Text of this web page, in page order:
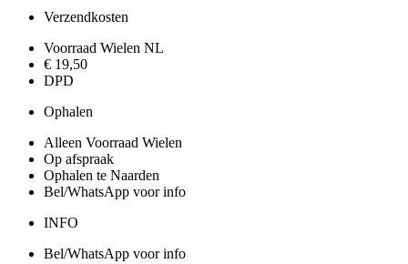
Verzendkosten
Voorraad Wielen NL
€ 19,50
DPD
Ophalen
Alleen Voorraad Wielen
Op afspraak
Ophalen te Naarden
Bel/WhatsApp voor info
INFO
Bel/WhatsApp voor info